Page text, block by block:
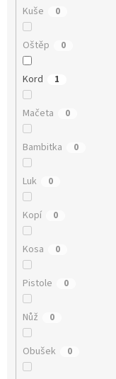
Kuše 0
Oštěp 0
Kord 1
Mačeta 0
Bambitka 0
Luk 0
Kopí 0
Kosa 0
Pistole 0
Nůž 0
Obušek 0